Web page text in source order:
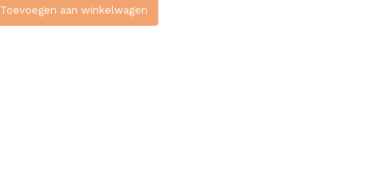
Toevoegen aan winkelwagen